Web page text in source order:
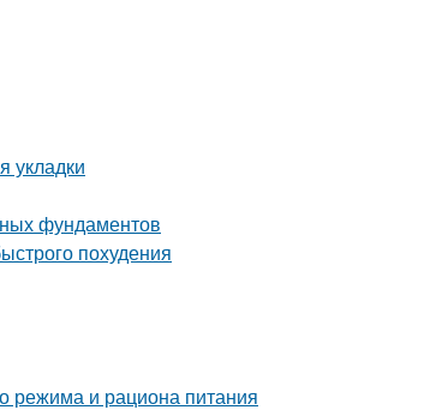
укладки
фундаментов
похудения
режима и рациона питания